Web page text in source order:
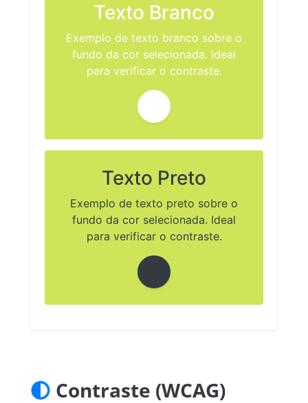
Texto Branco
Exemplo de texto branco sobre o
fundo da cor selecionada. Ideal
para verificar o contraste.
Texto Preto
Exemplo de texto preto sobre o
fundo da cor selecionada. Ideal
para verificar o contraste.
Contraste (WCAG)